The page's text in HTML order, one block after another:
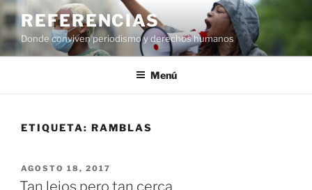
al
contenido
REFERENCIAS
Donde conviven periodismo y derechos humanos
Menú
ETIQUETA: RAMBLAS
PUBLICADO
EL
AGOSTO 18, 2017
Tan lejos pero tan cerca